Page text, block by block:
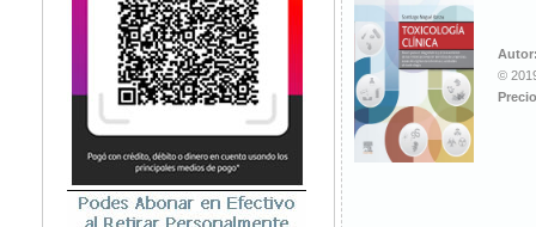
Medicina del Deporte / Rehabilitación
Medicina Emergencias / Urgencias
Medicina Forense / Legal
Medicina General
Medicina Interna
Microbiología
Nefrología
©